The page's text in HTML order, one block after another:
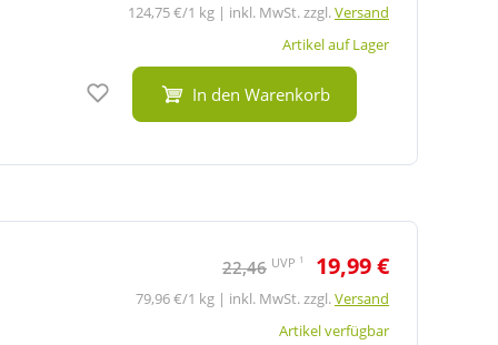
124,75 €/1 kg | inkl. MwSt. zzgl.Versand
Artikel auf Lager
Auf den Merkzettel
In den Warenkorb
22,46 UVP 1 19,99 €
79,96 €/1 kg | inkl. MwSt. zzgl.Versand
Artikel verfügbar